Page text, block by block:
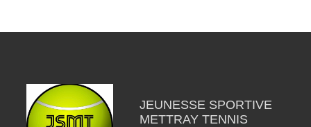
JEUNESSE SPORTIVE
METTRAY TENNIS